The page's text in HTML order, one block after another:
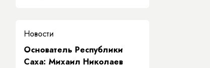
Новости
Основатель Республики
Саха: Михаил Николаев